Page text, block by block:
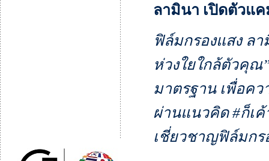
ลามินา เปิดตัวแ
ฟิล์มกรองแสง ล
ห่วงใยใกล้ตัวคุณ
มาตรฐาน เพื่อค
ผ่านแนวคิด #ก็เ
เชี่ยวชาญฟิล์มกร